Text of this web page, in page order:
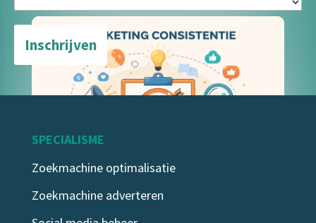
Inschrijven
SPECIALISME
Zoekmachine optimalisatie
Zoekmachine adverteren